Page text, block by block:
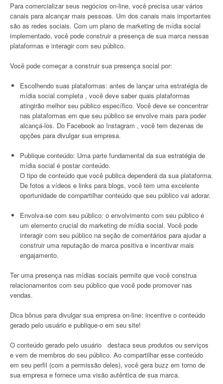
Para comercializar seus negócios on-line, você precisa usar vários
canais para alcançar mais pessoas. Um dos canais mais importantes
são as redes sociais. Com um plano de marketing de mídia social
implementado, você pode construir a presença de sua marca nessas
plataformas e interagir com seu público.
Você pode começar a construir sua presença social por:
Escolhendo suas plataformas: antes de lançar uma estratégia de
mídia social completa , você deve saber quais plataformas
atingirão melhor seu público específico. Você deve se concentrar
nas plataformas em que seu público se envolve mais para poder
alcançá-los. Do Facebook ao Instagram , você tem dezenas de
opções para divulgar sua empresa.
Publique conteúdo: Uma parte fundamental da sua estratégia de
mídia social é postar conteúdo.
O tipo de conteúdo que você publica dependerá da sua plataforma.
De fotos a vídeos e links para blogs, você tem uma excelente
oportunidade de compartilhar conteúdo que seu público vai adorar.
Envolva-se com seu público: o envolvimento com seu público é
um elemento crucial do marketing de mídia social. Você pode
interagir com seu público na seção de comentários para ajudar a
construir uma reputação de marca positiva e incentivar mais
engajamento.
Ter uma presença nas mídias sociais permite que você construa
relacionamentos com seu público que você pode promover nas
vendas.
Dica bônus para divulgar sua empresa on-line: incentive o conteúdo
gerado pelo usuário e publique-o em seu site!
O conteúdo gerado pelo usuário destaca seus produtos ou serviços
e vem de membros do seu público. Ao compartilhar esse conteúdo
em seu perfil (com a permissão deles), você gera buzz em torno de
sua empresa e fornece uma visão autêntica de sua marca.